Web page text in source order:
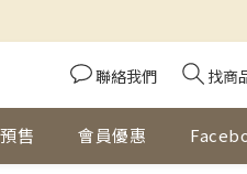
聯絡我們 找商
售 會員優惠